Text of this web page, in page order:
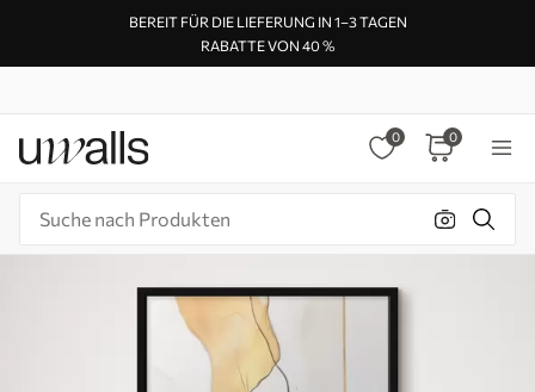
BEREIT FÜR DIE LIEFERUNG IN 1–3 TAGEN
RABATTE VON 40 %
0 0